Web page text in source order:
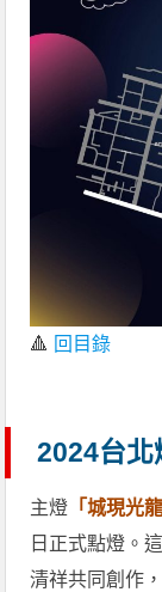
🔺 回目錄
2024台北
主燈 「城現光
日正式點燈。
清祥共同創作